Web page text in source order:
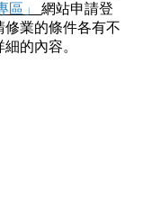
區」
網站申請登
業的條件各有不
的內容。